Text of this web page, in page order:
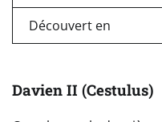
Découvert en
Davien II (Cestulus)